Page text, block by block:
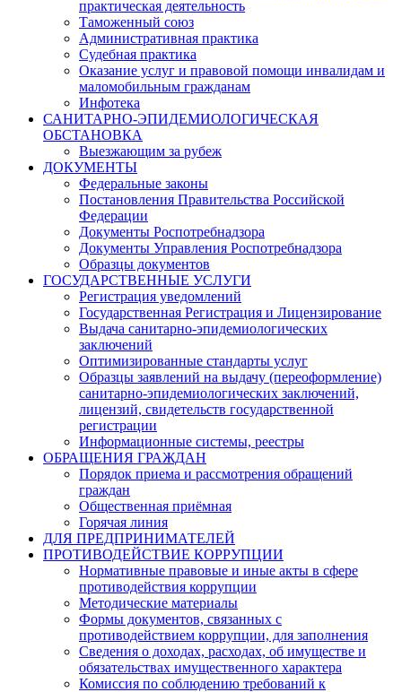
практическая деятельность
Таможенный союз
Административная практика
Судебная практика
Оказание услуг и правовой помощи инвалидам и
маломобильным гражданам
Инфотека
САНИТАРНО-ЭПИДЕМИОЛОГИЧЕСКАЯ
ОБСТАНОВКА
Выезжающим за рубеж
ДОКУМЕНТЫ
Федеральные законы
Постановления Правительства Российской
Федерации
Документы Роспотребнадзора
Документы Управления Роспотребнадзора
Образцы документов
ГОСУДАРСТВЕННЫЕ УСЛУГИ
Регистрация уведомлений
Государственная Регистрация и Лицензирование
Выдача санитарно-эпидемиологических
заключений
Оптимизированные стандарты услуг
Образцы заявлений на выдачу (переоформление)
санитарно-эпидемиологических заключений,
лицензий, свидетельств государственной
регистрации
Информационные системы, реестры
ОБРАЩЕНИЯ ГРАЖДАН
Порядок приема и рассмотрения обращений
граждан
Общественная приёмная
Горячая линия
ДЛЯ ПРЕДПРИНИМАТЕЛЕЙ
ПРОТИВОДЕЙСТВИЕ КОРРУПЦИИ
Нормативные правовые и иные акты в сфере
противодействия коррупции
Методические материалы
Формы документов, связанных с
противодействием коррупции, для заполнения
Сведения о доходах, расходах, об имуществе и
обязательствах имущественного характера
Комиссия по соблюдению требований к